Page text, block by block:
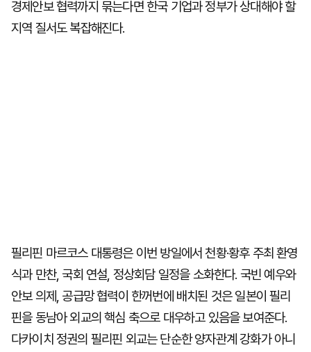
경제안보 협력까지 묶는다면 한국 기업과 정부가 상대해야 할
지역 질서도 복잡해진다.
필리핀 마르코스 대통령은 이번 방일에서 천황·황후 주최 환영
식과 만찬, 국회 연설, 정상회담 일정을 소화한다. 국빈 예우와
안보 의제, 공급망 협력이 한꺼번에 배치된 것은 일본이 필리
핀을 동남아 외교의 핵심 축으로 대우하고 있음을 보여준다.
다카이치 정권의 필리핀 외교는 단순한 양자관계 강화가 아니